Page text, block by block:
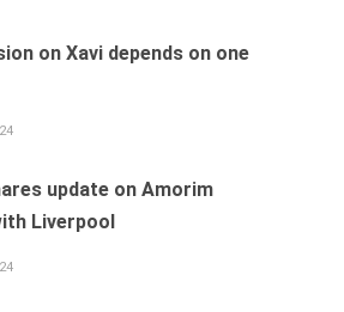
on Xavi depends on one
update on Amorim
Liverpool